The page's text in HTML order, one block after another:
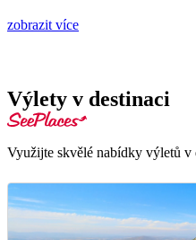
zobrazit více
Výlety v destinaci
Využijte skvělé nabídky výletů v